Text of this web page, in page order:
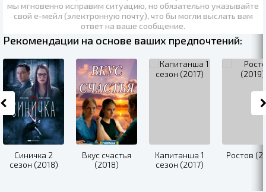
мы мгновенно исправим ситуацию, но обязательно указывайте
свой е-мейл (электронную почту), что бы могли выслать вам
ответ на ваше сообщение.
Рекомендации на основе ваших предпочтений:
Синичка 2
сезон (2018)
Вкус счастья
(2018)
Капитанша 1
сезон (2017)
Ростов